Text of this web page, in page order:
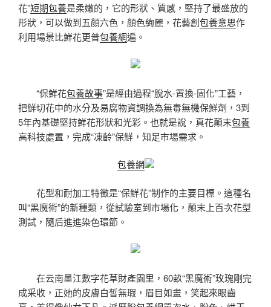
花”短期包養是柔嫩的，它的形狀、質感，堅持了最盛放的
形狀，可以做到五顏六色，顏色絢麗，花藝創包養意思作
利用場景比鮮花更普包養網遍。
“保鮮花包養故事”是經由過程“脫水-置換-固化”工藝，
把鮮切花中的水分及易腐物資調換為無毒無機保鮮劑，3到
5年內基礎堅持鮮花形狀和光彩。也就是說，真花顛末包養
高科技處置，完成“凍齡”保鮮，知足市場需求。
包養網
花型和耐加工特徵是“保鮮花”制作的主要目標。這種名
叫“黑魔術”的新種類，從試驗室到市場化，顛末上百次花型
測試，隨后進進染色環節。
在云南墨江數字花草財產園里，60畝“黑魔術”玫瑰剛完
成采收，正她的皮膚白皙無瑕，眉目如畫，笑起來眼齒